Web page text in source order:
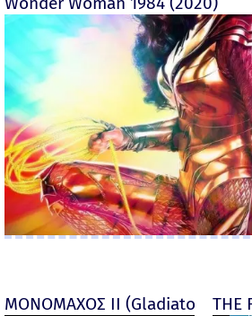
ΜΟΝΟΜΑΧΟΣ ΙΙ (Gladiator II) -
THE